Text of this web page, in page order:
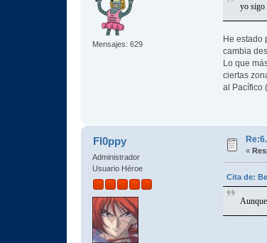
Mensajes: 629
yo sigo
He estado
cambia
Lo que
ciertas
al Pacífico
Fl0ppy
Administrador
Usuario Héroe
«
Cita de: